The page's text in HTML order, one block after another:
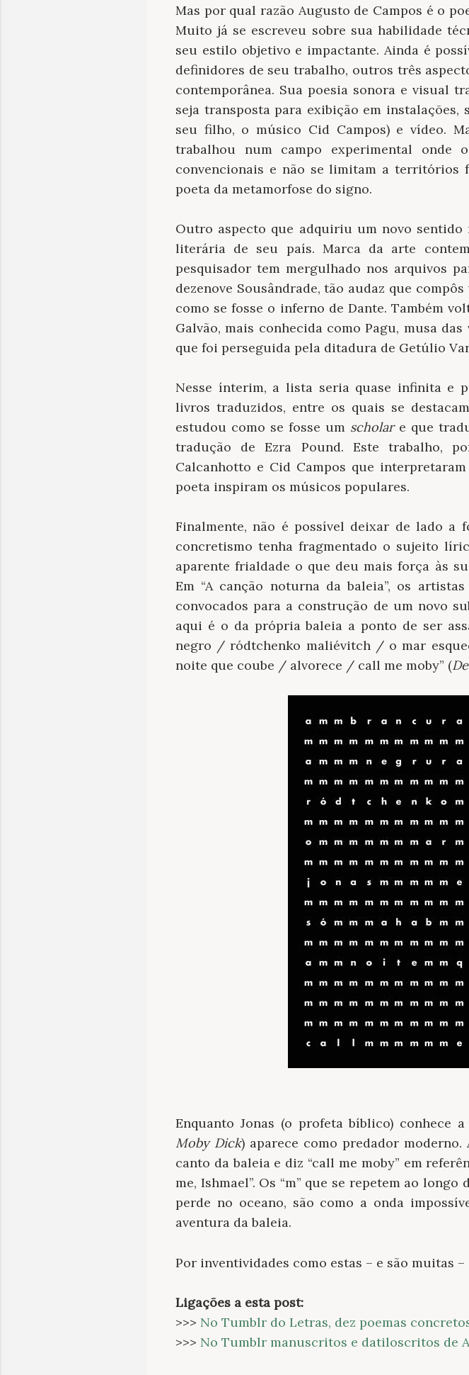
Mas por qual razão Augusto de Campos é o
Muito já se escreveu sobre sua habilidade
seu estilo objetivo e impactante. Ainda é
definidores de seu trabalho, outros três
contemporânea. Sua poesia sonora e visual
seja transposta para exibição em
seu filho, o músico Cid Campos) e vídeo.
trabalhou num campo experimental onde
convencionais e não se limitam a territórios
poeta da metamorfose do signo.
Outro aspecto que adquiriu um novo
literária de seu país. Marca da arte
pesquisador tem mergulhado nos arquivos
dezenove Sousândrade, tão audaz que
como se fosse o inferno de Dante. Também
Galvão, mais conhecida como Pagu, musa
que foi perseguida pela ditadura de Getúlio
Nesse ínterim, a lista seria quase infinita e
livros traduzidos, entre os quais se
estudou como se fosse um scholare que
tradução de Ezra Pound. Este trabalho,
Calcanhotto e Cid Campos que
poeta inspiram os músicos populares.
Finalmente, não é possível deixar de lado a
concretismo tenha fragmentado o sujeito
aparente frialdade o que deu mais força às
Em “A canção noturna da baleia”, os
convocados para a construção de um novo
aqui é o da própria baleia a ponto de ser
negro / ródtchenko maliévitch / o mar
noite que coube / alvorece / call me moby” (
Enquanto Jonas (o profeta bíblico) conhece
Moby Dick) aparece como predador
canto da baleia e diz “call me moby” em
me, Ishmael”. Os “m” que se repetem ao
perde no oceano, são como a onda
aventura da baleia.
Por inventividades como estas – e são muitas
Ligações a esta post:
>>> No Tumblr do Letras, dez poemas
>>> No Tumblr manuscritos e datiloscritos de